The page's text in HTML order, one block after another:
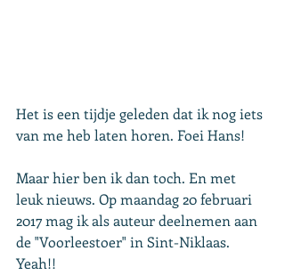
Het is een tijdje geleden dat ik nog iets
van me heb laten horen. Foei Hans!
Maar hier ben ik dan toch. En met
leuk nieuws. Op maandag 20 februari
2017 mag ik als auteur deelnemen aan
de "Voorleestoer" in Sint-Niklaas.
Yeah!!